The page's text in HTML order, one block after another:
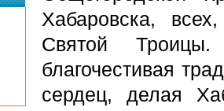
Хабаровска,
Святой
благочестивая
сердец, делая